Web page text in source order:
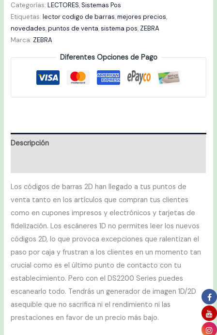
Categorías:LECTORES,Sistemas Pos
Etiquetas:lector codigo de barras,mejores precios,
novedades,puntos de venta,sistema pos, ZEBRA
Marca: ZEBRA
Diferentes Opciones de Pago
Descripción
Los códigos de barras 2D han llegado a tus puntos de
venta tanto en los artículos que compran tus clientes
como en cupones impresos y electrónicos y tarjetas de
fidelización. Los escáneres 1D no permites leer los nuevos
códigos 2D, lo que provoca excepciones que ralentizan el
paso por caja y frustran a los clientes en un momento tan
crucial como es el último punto de contacto con tu
establecimiento. Pero con el DS2200 Series puedes
escanearlo todo. Tendrás un generador de imagen 1D/2D
asequible que no sacrifica ni el rendimiento ni las
prestaciones en favor de un precio más bajo.